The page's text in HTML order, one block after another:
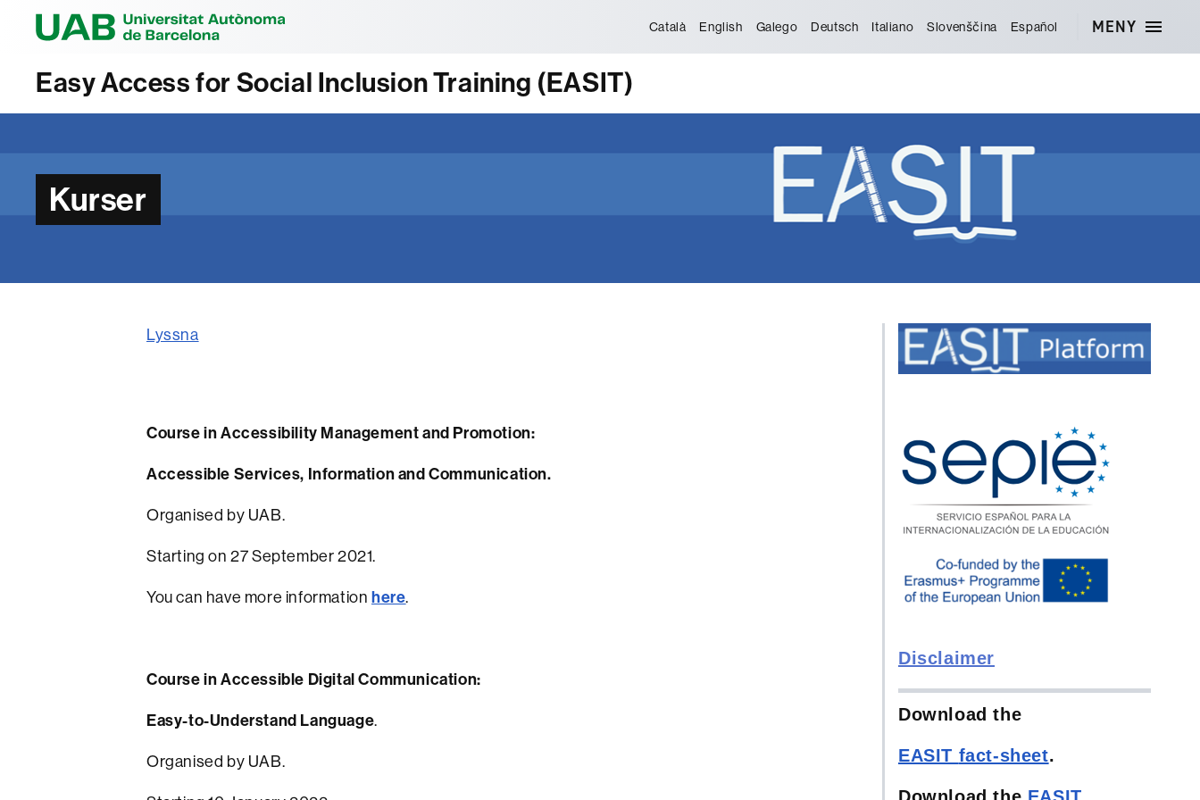
Català English Galego Deutsch Italiano Slovenščina Español MENY
Easy Access for Social Inclusion Training (EASIT)
Kurser
Lyssna
Course in Accessibility Management and Promotion:
Accessible Services, Information and Communication.
Organised by UAB.
Starting on 27 September 2021.
You can have more information here.
Course in Accessible Digital Communication:
Easy-to-Understand Language.
Organised by UAB.
Disclaimer
Download the
EASIT fact-sheet.